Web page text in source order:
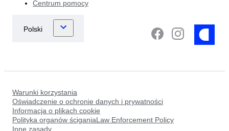
Centrum pomocy
Warunki korzystania
Oświadczenie o ochronie danych i prywatności
Informacja o plikach cookie
Polityka organów ściganiaLaw Enforcement Policy
Inne zasady